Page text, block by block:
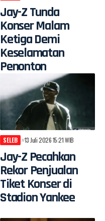
Jay-Z Tunda
Konser Malam
Ketiga Demi
Keselamatan
Penonton
SELEB 13 Juli 2026 15:21 WIB
Jay-Z Pecahkan
Rekor Penjualan
Tiket Konser di
Stadion Yankee